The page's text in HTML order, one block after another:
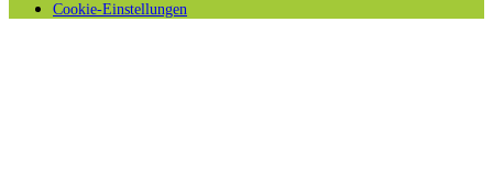
Cookie-Einstellungen